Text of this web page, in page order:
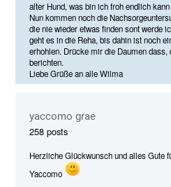
alter Hund, was bin ich froh endlich
Nun kommen noch die
die nie wieder etwas finden sont werde
geht es in die Reha, bis dahin ist noch
erhohlen. Drücke mir die Daumen
berichten.
Liebe Grüße an alle Wilma
yaccomo grae
258 posts
Herzliche Glückwunsch und alles Gute
Yaccomo